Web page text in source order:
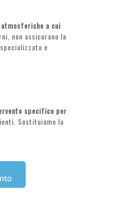
a cui
non assicurano la
e
specifico per
Sostituiamo la